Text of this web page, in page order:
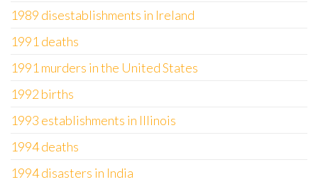
1989 disestablishments in Ireland
1991 deaths
1991 murders in the United States
1992 births
1993 establishments in Illinois
1994 deaths
1994 disasters in India